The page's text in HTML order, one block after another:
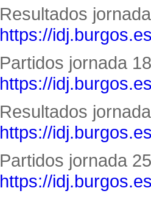
Resultados
https://
Partidos jornada
https://
Resultados
https://
Partidos jornada
https://